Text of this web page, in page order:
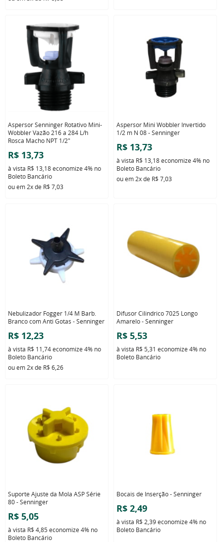
Aspersor Senninger Rotativo Mini-
Wobbler Vazão 216 a 284 L/h
Rosca Macho NPT 1/2"
R$ 13,73
à vista R$ 13,18economize 4% no
Boleto Bancário
ou em 2xde R$ 7,03
Aspersor Mini Wobbler Invertido
1/2 m N 08 - Senninger
R$ 13,73
à vista R$ 13,18economize 4% no
Boleto Bancário
ou em 2xde R$ 7,03
Nebulizador Fogger 1/4 M Barb.
Branco com Anti Gotas - Senninger
R$ 12,23
à vista R$ 11,74economize 4% no
Boleto Bancário
ou em 2xde R$ 6,26
Difusor Cilindrico 7025 Longo
Amarelo - Senninger
R$ 5,53
à vista R$ 5,31 economize 4% no
Boleto Bancário
Suporte Ajuste da Mola ASP Série
80 - Senninger
R$ 5,05
à vista R$ 4,85economize 4% no
Boleto Bancário
Bocais de Inserção - Senninger
R$ 2,49
à vista R$ 2,39economize 4% no
Boleto Bancário